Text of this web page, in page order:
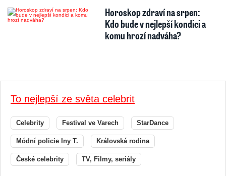
Horoskop zdraví na srpen:
Kdo bude v nejlepší kondici a
komu hrozí nadváha?
To nejlepší ze světa celebrit
Celebrity Festival ve Varech StarDance
Módní policie Iny T. Královská rodina
České celebrity TV, Filmy, seriály